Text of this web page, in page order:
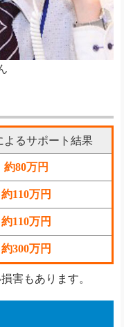
よるサポート結果
約80万円
約110万円
約110万円
約300万円
害もあります。